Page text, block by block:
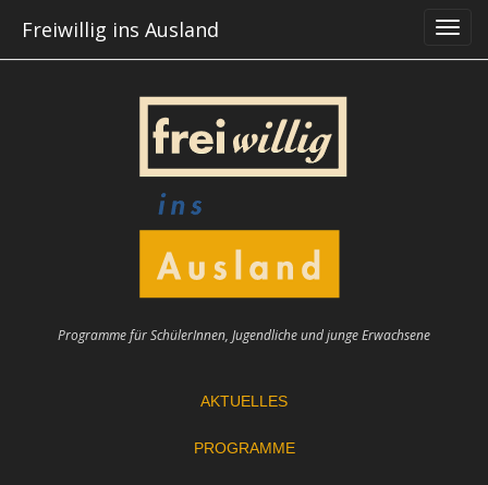
Freiwillig ins Ausland
Programme für SchülerInnen, Jugendliche und junge Erwachsene
AKTUELLES
PROGRAMME